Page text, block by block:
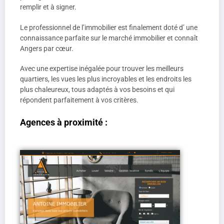
remplir et à signer.
Le professionnel de l’immobilier est finalement doté d’ une
connaissance parfaite sur le marché immobilier et connaît
Angers par cœur.
Avec une expertise inégalée pour trouver les meilleurs
quartiers, les vues les plus incroyables et les endroits les
plus chaleureux, tous adaptés à vos besoins et qui
répondent parfaitement à vos critères.
Agences à proximité :